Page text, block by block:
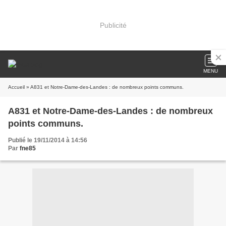
Publicité
MENU
Accueil » A831 et Notre-Dame-des-Landes : de nombreux points communs.
A831 et Notre-Dame-des-Landes : de nombreux
points communs.
Publié le 19/11/2014 à 14:56
Par fne85